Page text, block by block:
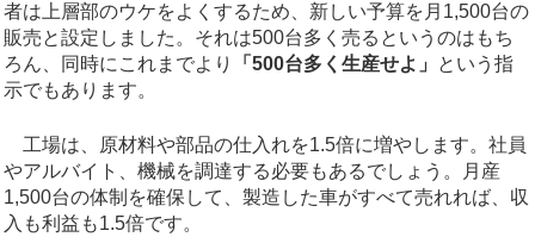
者は上層部のウケをよくするため、新しい予算を月1,500台の
販売と設定しました。それは500台多く売るというのはもち
ろん、同時にこれまでより
「500台多く生産せよ」
という指
示でもあります。
工場は、原材料や部品の仕入れを1.5倍に増やします。社員
やアルバイト、機械を調達する必要もあるでしょう。月産
1,500台の体制を確保して、製造した車がすべて売れれば、収
入も利益も1.5倍です。